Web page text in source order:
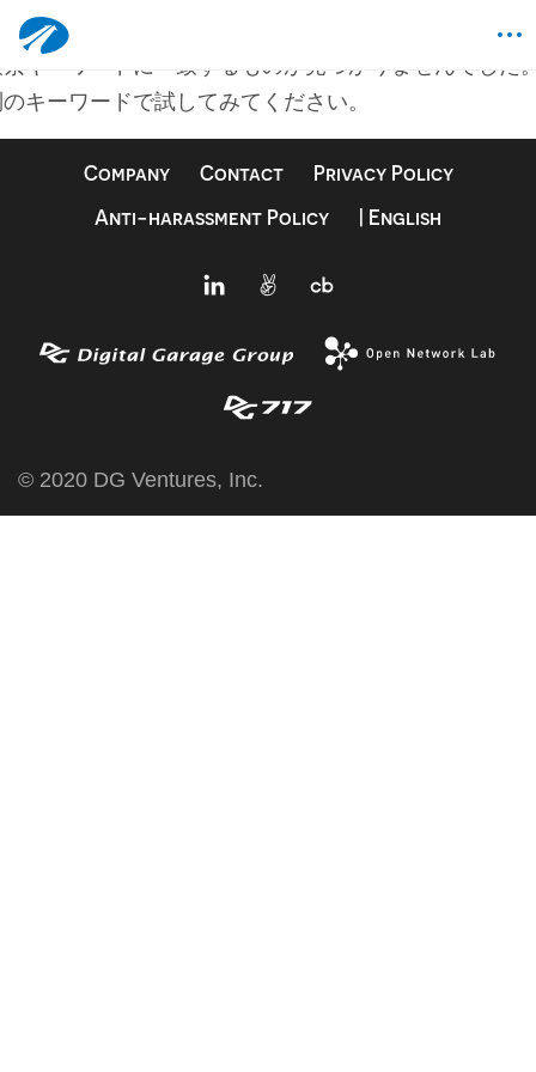
も見つかりませんでした
キーワードに一致するものが見つかりませんでした
キーワードで試してみてください。
Company Contact
Privacy Policy
Anti-harassment Policy
| English
© 2020 DG Ventures, Inc.